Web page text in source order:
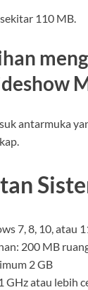
110 MB.
antarmuka
7, 8, 10, atau
200 MB
2 GB
GHz atau lebih